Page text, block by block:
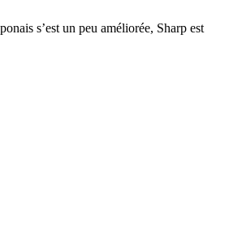
s’est un peu améliorée, Sharp est